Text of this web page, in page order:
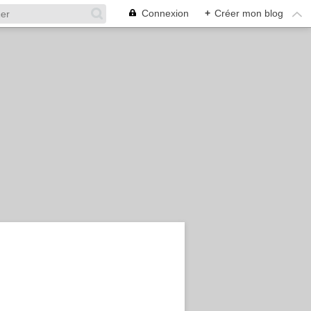
Connexion + Créer mon blog